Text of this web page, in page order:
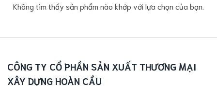
Không tìm thấy sản phẩm nào khớp với lựa chọn của bạn.
CÔNG TY CỔ PHẦN SẢN XUẤT THƯƠNG MẠI
XÂY DỰNG HOÀN CẦU